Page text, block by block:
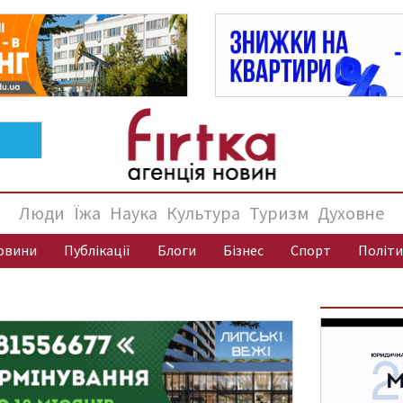
Люди Їжа Наука Культура Туризм Духовне
Публікації Блоги Бізнес Спорт